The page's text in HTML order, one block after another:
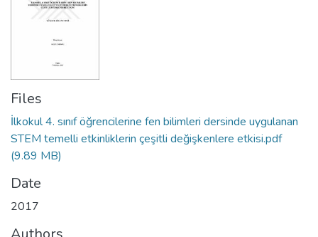
Files
İlkokul 4. sınıf öğrencilerine fen bilimleri dersinde uygulanan
STEM temelli etkinliklerin çeşitli değişkenlere etkisi.pdf
(9.89 MB)
Date
2017